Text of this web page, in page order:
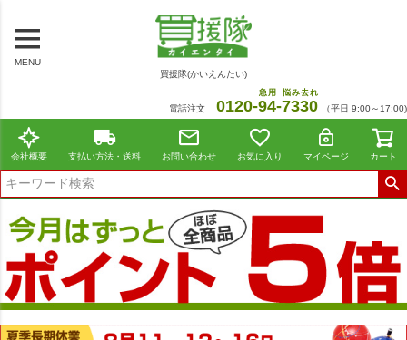
MENU
買援隊(かいえんたい)
電話注文 0120-94
急用
-7330
悩み去れ
（平日 9:00～17:00)
会社概要 支払い方法・送料 お問い合わせ お気に入り マイページ カート